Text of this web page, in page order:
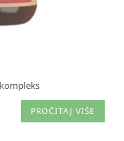
PROČITAJ VIŠE